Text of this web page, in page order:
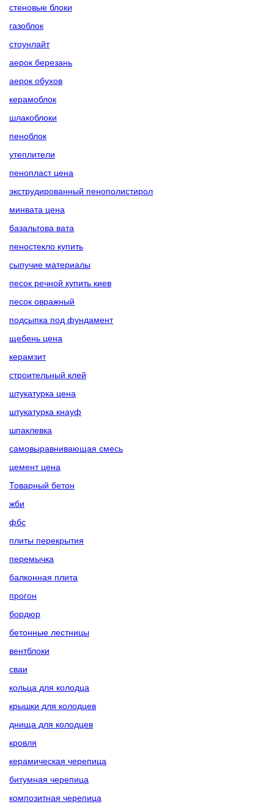
стеновые блоки
газоблок
стоунлайт
аерок березань
аерок обухов
керамоблок
шлакоблоки
пеноблок
утеплители
пенопласт цена
экструдированный пенополистирол
минвата цена
базальтова вата
пеностекло купить
сыпучие материалы
песок речной купить киев
песок овражный
подсыпка под фундамент
щебень цена
керамзит
строительный клей
штукатурка цена
штукатурка кнауф
шпаклевка
самовыравнивающая смесь
цемент цена
Товарный бетон
жби
фбс
плиты перекрытия
перемычка
балконная плита
прогон
бордюр
бетонные лестницы
вентблоки
сваи
кольца для колодца
крышки для колодцев
днища для колодцев
кровля
керамическая черепица
битумная черепица
композитная черепица